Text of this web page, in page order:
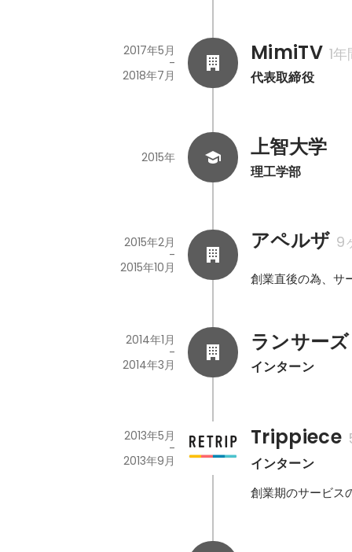
MimiTV 1年
代表取締役
2017年5月
-
2018年7月
上智大学
理工学部
2015年
アペルザ 9
2015年2月
-
2015年10月
創業直後の為、サ
ランサーズ
インターン
2014年1月
-
2014年3月
Trippiece
インターン
2013年5月
-
2013年9月
創業期のサービス